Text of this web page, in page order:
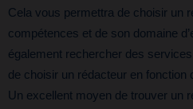
Cela vous permettra de choisir un
compétences et de son domaine
également rechercher des
de choisir un rédacteur en fonction
Un excellent moyen de trouver un